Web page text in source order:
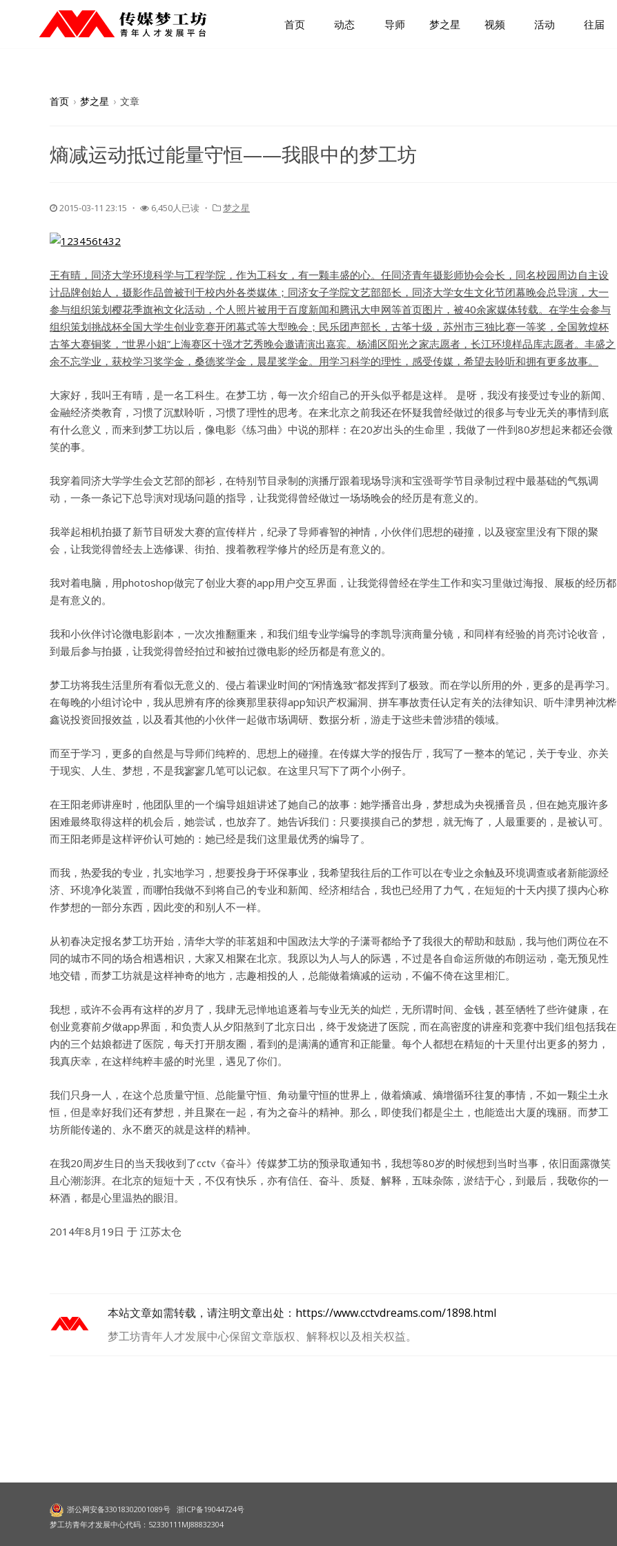
用户名或Email
密码
记住我的登录状态
首页 动态 导师 梦之星 视频 活动 往届
首页 › 梦之星 › 文章
熵减运动抵过能量守恒——我眼中的梦工坊
2015-03-11 23:15 ・ 6,450人已读 ・ 梦之星
王有晴，同济大学环境科学与工程学院，作为工科女，有一颗丰盛的心。任同济青年摄影师协会会长，同名校园周边自主设
计品牌创始人，摄影作品曾被刊于校内外各类媒体；同济女子学院文艺部部长，同济大学女生文化节闭幕晚会总导演，大一
参与组织策划樱花季旗袍文化活动，个人照片被用于百度新闻和腾讯大申网等首页图片，被40余家媒体转载。在学生会参与
组织策划挑战杯全国大学生创业竞赛开闭幕式等大型晚会；民乐团声部长，古筝十级，苏州市三独比赛一等奖，全国敦煌杯
古筝大赛铜奖，“世界小姐”上海赛区十强才艺秀晚会邀请演出嘉宾。杨浦区阳光之家志愿者，长江环境样品库志愿者。丰盛之
余不忘学业，获校学习奖学金，桑德奖学金，晨星奖学金。用学习科学的理性，感受传媒，希望去聆听和拥有更多故事。
大家好，我叫王有晴，是一名工科生。在梦工坊，每一次介绍自己的开头似乎都是这样。 是呀，我没有接受过专业的新闻、
金融经济类教育，习惯了沉默聆听，习惯了理性的思考。在来北京之前我还在怀疑我曾经做过的很多与专业无关的事情到底
有什么意义，而来到梦工坊以后，像电影《练习曲》中说的那样：在20岁出头的生命里，我做了一件到80岁想起来都还会微
笑的事。
我穿着同济大学学生会文艺部的部衫，在特别节目录制的演播厅跟着现场导演和宝强哥学节目录制过程中最基础的气氛调
动，一条一条记下总导演对现场问题的指导，让我觉得曾经做过一场场晚会的经历是有意义的。
我举起相机拍摄了新节目研发大赛的宣传样片，纪录了导师睿智的神情，小伙伴们思想的碰撞，以及寝室里没有下限的聚
会，让我觉得曾经去上选修课、街拍、搜着教程学修片的经历是有意义的。
我对着电脑，用photoshop做完了创业大赛的app用户交互界面，让我觉得曾经在学生工作和实习里做过海报、展板的经历都
是有意义的。
我和小伙伴讨论微电影剧本，一次次推翻重来，和我们组专业学编导的李凯导演商量分镜，和同样有经验的肖亮讨论收音，
到最后参与拍摄，让我觉得曾经拍过和被拍过微电影的经历都是有意义的。
梦工坊将我生活里所有看似无意义的、侵占着课业时间的“闲情逸致”都发挥到了极致。而在学以所用的外，更多的是再学习。
在每晚的小组讨论中，我从思辨有序的徐爽那里获得app知识产权漏洞、拼车事故责任认定有关的法律知识、听牛津男神沈桦
鑫说投资回报效益，以及看其他的小伙伴一起做市场调研、数据分析，游走于这些未曾涉猎的领域。
而至于学习，更多的自然是与导师们纯粹的、思想上的碰撞。在传媒大学的报告厅，我写了一整本的笔记，关于专业、亦关
于现实、人生、梦想，不是我寥寥几笔可以记叙。在这里只写下了两个小例子。
在王阳老师讲座时，他团队里的一个编导姐姐讲述了她自己的故事：她学播音出身，梦想成为央视播音员，但在她克服许多
困难最终取得这样的机会后，她尝试，也放弃了。她告诉我们：只要摸摸自己的梦想，就无悔了，人最重要的，是被认可。
而王阳老师是这样评价认可她的：她已经是我们这里最优秀的编导了。
而我，热爱我的专业，扎实地学习，想要投身于环保事业，我希望我往后的工作可以在专业之余触及环境调查或者新能源经
济、环境净化装置，而哪怕我做不到将自己的专业和新闻、经济相结合，我也已经用了力气，在短短的十天内摸了摸内心称
作梦想的一部分东西，因此变的和别人不一样。
从初春决定报名梦工坊开始，清华大学的菲茗姐和中国政法大学的子潇哥都给予了我很大的帮助和鼓励，我与他们两位在不
同的城市不同的场合相遇相识，大家又相聚在北京。我原以为人与人的际遇，不过是各自命运所做的布朗运动，毫无预见性
地交错，而梦工坊就是这样神奇的地方，志趣相投的人，总能做着熵减的运动，不偏不倚在这里相汇。
我想，或许不会再有这样的岁月了，我肆无忌惮地追逐着与专业无关的灿烂，无所谓时间、金钱，甚至牺牲了些许健康，在
创业竟赛前夕做app界面，和负责人从夕阳熬到了北京日出，终于发烧进了医院，而在高密度的讲座和竞赛中我们组包括我在
内的三个姑娘都进了医院，每天打开朋友圈，看到的是满满的通宵和正能量。每个人都想在精短的十天里付出更多的努力，
我真庆幸，在这样纯粹丰盛的时光里，遇见了你们。
我们只身一人，在这个总质量守恒、总能量守恒、角动量守恒的世界上，做着熵减、熵增循环往复的事情，不如一颗尘土永
恒，但是幸好我们还有梦想，并且聚在一起，有为之奋斗的精神。那么，即使我们都是尘土，也能造出大厦的瑰丽。而梦工
坊所能传递的、永不磨灭的就是这样的精神。
在我20周岁生日的当天我收到了cctv《奋斗》传媒梦工坊的预录取通知书，我想等80岁的时候想到当时当事，依旧面露微笑
且心潮澎湃。在北京的短短十天，不仅有快乐，亦有信任、奋斗、质疑、解释，五味杂陈，淤结于心，到最后，我敬你的一
杯酒，都是心里温热的眼泪。
2014年8月19日 于 江苏太仓
本站文章如需转载，请注明文章出处： https://www.cctvdreams.com/1898.html
梦工坊青年人才发展中心保留文章版权、解释权以及相关权益。
浙公网安备33018302001089号 浙ICP备19044724号
梦工坊青年才发展中心代码：52330111MJ88832304